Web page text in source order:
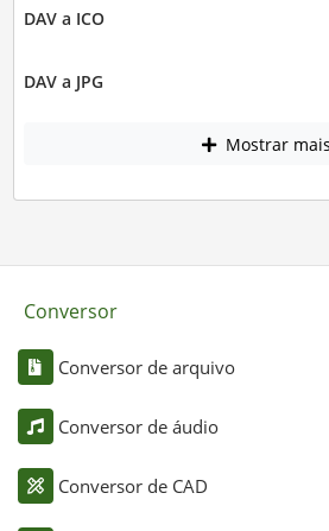
DAV a ICO
DAV a JPG
Mostrar mais
Conversor
Conversor de arquivo
Conversor de áudio
Conversor de CAD